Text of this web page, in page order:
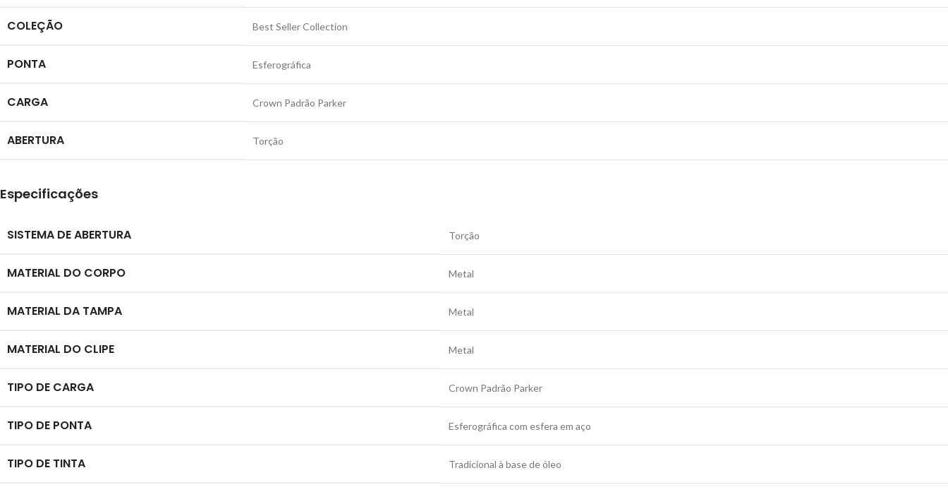
COLEÇÃO Best Seller Collection
PONTA Esferográfica
CARGA Crown Padrão Parker
ABERTURA Torção
Especificações
SISTEMA DE ABERTURA Torção
MATERIAL DO CORPO Metal
MATERIAL DA TAMPA Metal
MATERIAL DO CLIPE Metal
TIPO DE CARGA Crown Padrão Parker
TIPO DE PONTA Esferográfica com esfera em aço
TIPO DE TINTA Tradicional à base de óleo